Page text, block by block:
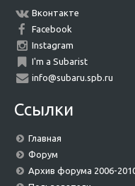
Вконтакте
Facebook
Instagram
I'm a Subarist
info@subaru.spb.ru
Ссылки
Главная
Форум
Архив форума 2006-